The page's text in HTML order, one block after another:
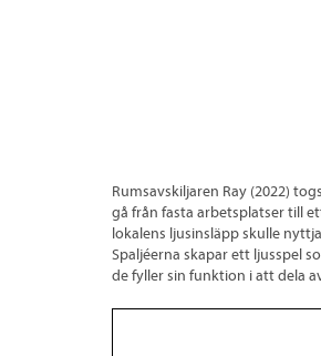
Rumsavskiljaren Ray (2022)
gå från fasta arbetsplatser till
lokalens ljusinsläpp skulle
Spaljéerna skapar ett ljusspel
de fyller sin funktion i att dela